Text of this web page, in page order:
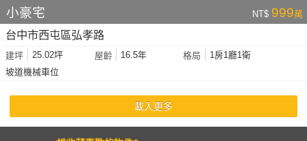
小豪宅
NT$ 999萬
台中市西屯區弘孝路
建坪 25.02坪 屋齡 16.5年 格局
1房1廳1衛
坡道機械車位
載入更多